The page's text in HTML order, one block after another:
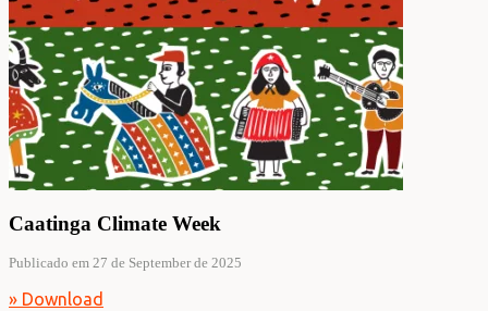
Caatinga Climate Week
Publicado em 27 de September de 2025
» Download